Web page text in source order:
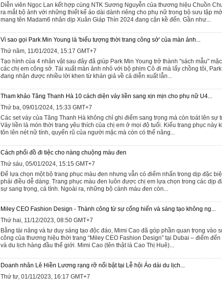
Diễn viên Ngọc Lan kết hợp cùng NTK Sương Nguyễn của thương hiệu Chuồn
ra mắt bộ ảnh với những thiết kế áo dài dành riêng cho phụ nữ trong bộ sưu tập
mang tên Madam6 nhân dịp Xuân Giáp Thìn 2024 đang cận kề đến. Gần như...
Vì sao gọi Park Min Young là 'biểu tượng thời trang công sở' của màn ảnh...
Thứ năm, 11/01/2024, 15:17 GMT+7
Tạo hình của 4 nhân vật sau đây đã giúp Park Min Young trở thành "sách mẫu"
các chị em công sở. Tái xuất màn ảnh nhỏ với bộ phim Cô đi mà lấy chồng tôi,
đang nhận được nhiều lời khen từ khán giả về cả diễn xuất lẫn...
Tham khảo Tăng Thanh Hà 10 cách diện váy liền sang xịn mịn cho phụ nữ U4...
Thứ ba, 09/01/2024, 15:33 GMT+7
Các set váy của Tăng Thanh Hà không chỉ ghi điểm sang trọng mà còn toát lên sự
Váy liền là món thời trang yêu thích của chị em ở mọi độ tuổi. Kiểu trang phục này
tôn lên nét nữ tính, quyến rũ của người mặc mà còn có thể nâng...
Cách phối đồ đi tiệc cho nàng chuộng màu đen
Thứ sáu, 05/01/2024, 15:15 GMT+7
Để lựa chọn một bộ trang phục màu đen nhưng vẫn có điểm nhấn trong dịp đặc
phải điều dễ dàng. Trang phục màu đen luôn được chị em lựa chọn trong các dịp
sự sang trọng, cá tính. Ngoài ra, những bộ cánh màu đen còn...
Miley CEO Fashion Design - Thành công từ sự cống hiến và sáng tạo không ng...
Thứ hai, 11/12/2023, 08:50 GMT+7
Bằng tài năng và tư duy sáng tạo độc đáo, Mimi Cao đã góp phần quan trọng vào
công của thương hiệu thời trang “Miley CEO Fashion Design” tại Dubai – điểm đến
và du lịch hàng đầu thế giới. Mimi Cao (tên thật là Cao Thị Huê)...
Doanh nhân Lê Hiền Lương rạng rỡ nổi bật tại Lễ hội Áo dài du lịch...
Thứ tư, 01/11/2023, 16:17 GMT+7